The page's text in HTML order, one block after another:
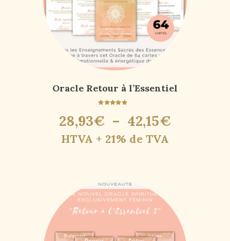
Oracle Retour à l’Essentiel
sur 5
28,93€ – 42,15€
HTVA + 21% de TVA